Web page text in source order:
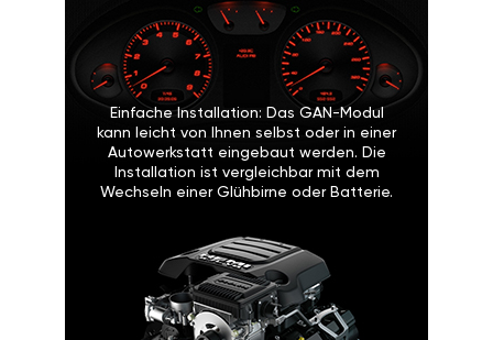
Einfache Installation: Das GAN-Modul
kann leicht von Ihnen selbst oder in einer
Autowerkstatt eingebaut werden. Die
Installation ist vergleichbar mit dem
Wechseln einer Glühbirne oder Batterie.